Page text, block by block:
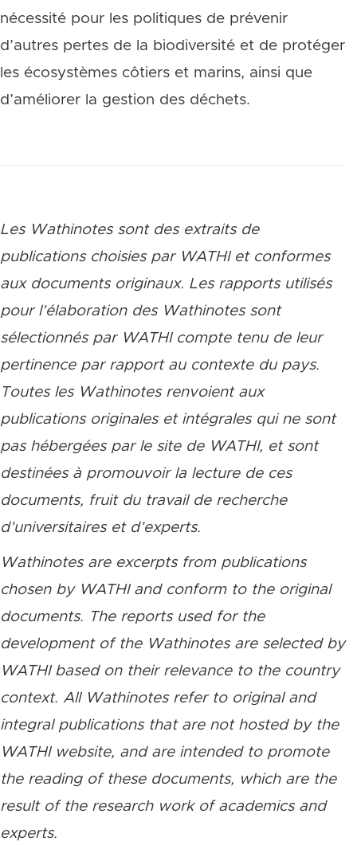
nécessité pour les politiques de prévenir
d’autres pertes de la biodiversité et de protéger
les écosystèmes côtiers et marins, ainsi que
d’améliorer la gestion des déchets.
Les Wathinotes sont des extraits de
publications choisies par WATHI et conformes
aux documents originaux. Les rapports utilisés
pour l’élaboration des Wathinotes sont
sélectionnés par WATHI compte tenu de leur
pertinence par rapport au contexte du pays.
Toutes les Wathinotes renvoient aux
publications originales et intégrales qui ne sont
pas hébergées par le site de WATHI, et sont
destinées à promouvoir la lecture de ces
documents, fruit du travail de recherche
d’universitaires et d’experts.
Wathinotes are excerpts from publications
chosen by WATHI and conform to the original
documents. The reports used for the
development of the Wathinotes are selected by
WATHI based on their relevance to the country
context. All Wathinotes refer to original and
integral publications that are not hosted by the
WATHI website, and are intended to promote
the reading of these documents, which are the
result of the research work of academics and
experts.